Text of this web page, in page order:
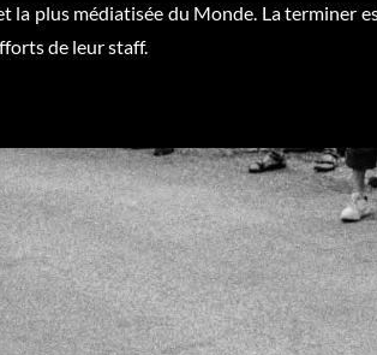
la plus médiatisée du Monde. La
de leur staff.